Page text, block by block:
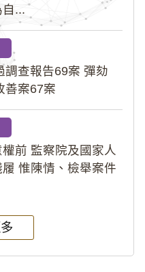
...
調查報告69案 彈劾
善案67案
前 監察院及國家人
惟陳情、檢舉案件